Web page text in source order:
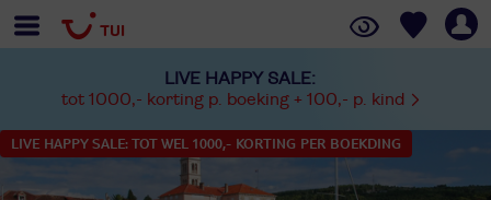
LIVE HAPPY SALE:
tot 1000,- korting p. boeking + 100,- p. kind
LIVE HAPPY SALE: TOT WEL 1000,- KORTING PER BOEKDING